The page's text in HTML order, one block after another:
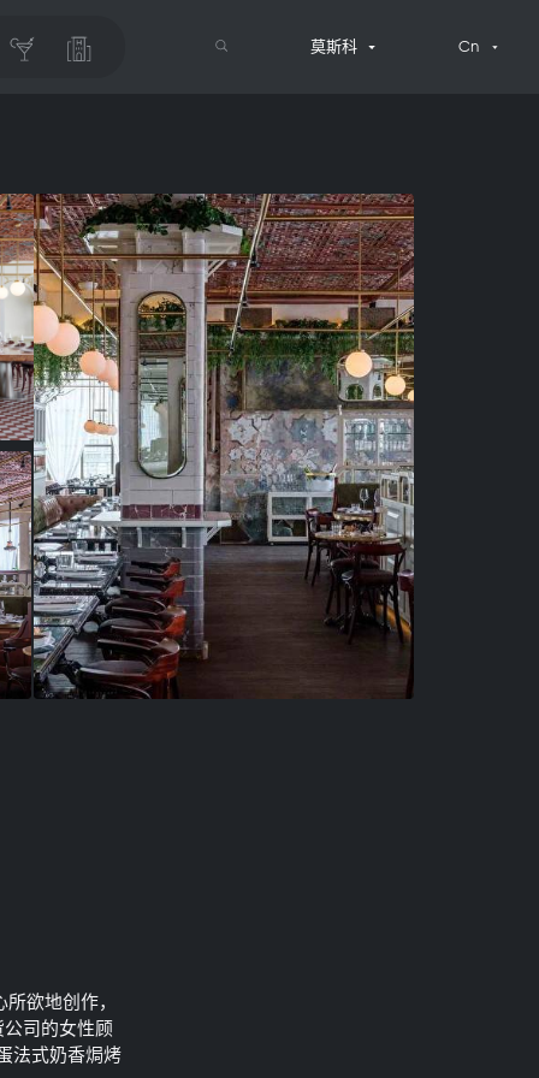
莫斯科 Cn
欲地创作，
司的女性顾
法式奶香焗烤